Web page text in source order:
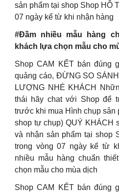
sản phẩm tại shop Shop HỖ
07 ngày kể từ khi nhận hàng
#Đầm nhiều mẫu hàng
khách lựa chọn mẫu cho
Shop CAM KẾT bán đúng
quảng cáo, ĐỪNG SO
LƯỢNG NHÉ KHÁCH
thái hãy chat với Shop để
trước khi mua Hình chụp sản
shop tự chụp) QUÝ KHÁCH
và nhận sản phẩm tại shop
trong vòng 07 ngày kể từ
nhiều mẫu hàng chuẩn
chọn mẫu cho mùa dịch
Shop CAM KẾT bán đúng